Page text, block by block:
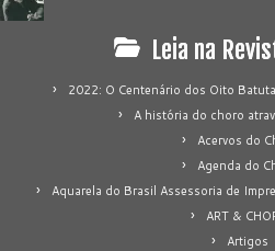
Leia na
2022: O Centenário dos Oito
A história do choro
Acervos do
Agenda do
Aquarela do Brasil Assessoria de
ART &
Artigos